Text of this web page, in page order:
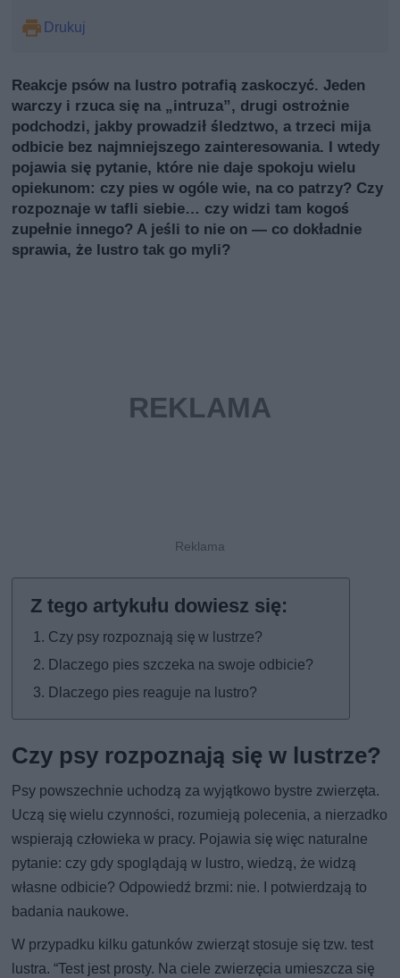
Drukuj
Reakcje psów na lustro potrafią zaskoczyć. Jeden
warczy i rzuca się na „intruzа”, drugi ostrożnie
podchodzi, jakby prowadził śledztwo, a trzeci mija
odbicie bez najmniejszego zainteresowania. I wtedy
pojawia się pytanie, które nie daje spokoju wielu
opiekunom: czy pies w ogóle wie, na co patrzy? Czy
rozpoznaje w tafli siebie… czy widzi tam kogoś
zupełnie innego? A jeśli to nie on — co dokładnie
sprawia, że lustro tak go myli?
Czy psy rozpoznają się w lustrze?
Dlaczego pies szczeka na swoje odbicie?
Dlaczego pies reaguje na lustro?
Czy psy rozpoznają się w lustrze?
Psy powszechnie uchodzą za wyjątkowo bystre zwierzęta.
Uczą się wielu czynności, rozumieją polecenia, a nierzadko
wspierają człowieka w pracy. Pojawia się więc naturalne
pytanie: czy gdy spoglądają w lustro, wiedzą, że widzą
własne odbicie? Odpowiedź brzmi: nie. I potwierdzają to
badania naukowe.
W przypadku kilku gatunków zwierząt stosuje się tzw. test
lustra. “Test jest prosty. Na ciele zwierzęcia umieszcza się